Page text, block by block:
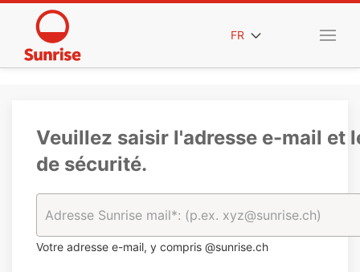
FR
Veuillez saisir l'adresse e-mail et
de sécurité.
Votre adresse e-mail, y compris @sunrise.ch